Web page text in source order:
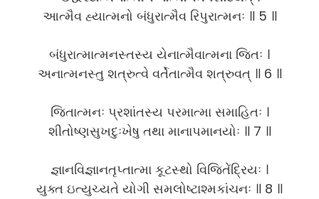
આત્મૈવ હ્યાત્મનો બંધુરાત્મૈવ રિપુરાત્મનઃ ॥ 5 ॥
બંધુરાત્માત્મનસ્તસ્ય યેનાત્મૈવાત્મના જિતઃ ।
અનાત્મનસ્તુ શત્રુત્વે વર્તેતાત્મૈવ શત્રુવત્ ॥ 6 ॥
જિતાત્મનઃ પ્રશાંતસ્ય પરમાત્મા સમાહિતઃ ।
શીતોષ્ણસુખદુઃખેષુ તથા માનાપમાનયોઃ ॥ 7 ॥
જ્ઞાનવિજ્ઞાનતૃપ્તાત્મા કૂટસ્થો વિજિતેંદ્રિયઃ ।
યુક્ત ઇત્યુચ્યતે યોગી સમલોષ્ટાશ્મકાંચનઃ ॥ 8 ॥